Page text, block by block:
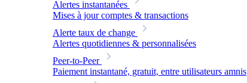
Alertes instantanées
Mises à jour comptes & transactions
Alerte taux de change
Alertes quotidiennes & personnalisées
Peer-to-Peer
Paiement instantané, gratuit, entre utilisateurs amnis